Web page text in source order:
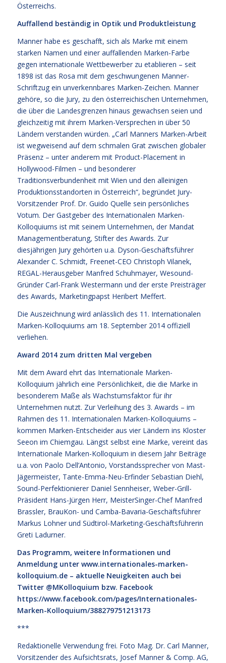
Österreichs.
Auffallend beständig in Optik und Produktleistung
Manner habe es geschafft, sich als Marke mit einem
starken Namen und einer auffallenden Marken-Farbe
gegen internationale Wettbewerber zu etablieren – seit
1898 ist das Rosa mit dem geschwungenen Manner-
Schriftzug ein unverkennbares Marken-Zeichen. Manner
gehöre, so die Jury, zu den österreichischen Unternehmen,
die über die Landesgrenzen hinaus gewachsen seien und
gleichzeitig mit ihrem Marken-Versprechen in über 50
Ländern verstanden würden. „Carl Manners Marken-Arbeit
ist wegweisend auf dem schmalen Grat zwischen globaler
Präsenz – unter anderem mit Product-Placement in
Hollywood-Filmen – und besonderer
Traditionsverbundenheit mit Wien und den alleinigen
Produktionsstandorten in Österreich“, begründet Jury-
Vorsitzender Prof. Dr. Guido Quelle sein persönliches
Votum. Der Gastgeber des Internationalen Marken-
Kolloquiums ist mit seinem Unternehmen, der Mandat
Managementberatung, Stifter des Awards. Zur
diesjährigen Jury gehörten u.a. Dyson-Geschäftsführer
Alexander C. Schmidt, Freenet-CEO Christoph Vilanek,
REGAL-Herausgeber Manfred Schuhmayer, Wesound-
Gründer Carl-Frank Westermann und der erste Preisträger
des Awards, Marketingpapst Heribert Meffert.
Die Auszeichnung wird anlässlich des 11. Internationalen
Marken-Kolloquiums am 18. September 2014 offiziell
verliehen.
Award 2014 zum dritten Mal vergeben
Mit dem Award ehrt das Internationale Marken-
Kolloquium jährlich eine Persönlichkeit, die die Marke in
besonderem Maße als Wachstumsfaktor für ihr
Unternehmen nutzt. Zur Verleihung des 3. Awards – im
Rahmen des 11. Internationalen Marken-Kolloquiums –
kommen Marken-Entscheider aus vier Ländern ins Kloster
Seeon im Chiemgau. Längst selbst eine Marke, vereint das
Internationale Marken-Kolloquium in diesem Jahr Beiträge
u.a. von Paolo Dell’Antonio, Vorstandssprecher von Mast-
Jägermeister, Tante-Emma-Neu-Erfinder Sebastian Diehl,
Sound-Perfektionierer Daniel Sennheiser, Weber-Grill-
Präsident Hans-Jürgen Herr, MeisterSinger-Chef Manfred
Brassler, BrauKon- und Camba-Bavaria-Geschäftsführer
Markus Lohner und Südtirol-Marketing-Geschäftsführerin
Greti Ladurner.
Das Programm, weitere Informationen und
Anmeldung unter www.internationales-marken-
kolloquium.de– aktuelle Neuigkeiten auch bei
Twitter @MKolloquium bzw. Facebook
https://www.facebook.com/pages/Internationales-
Marken-Kolloquium/388279751213173
***
Redaktionelle Verwendung frei. Foto Mag. Dr. Carl Manner,
Vorsitzender des Aufsichtsrats, Josef Manner & Comp. AG,